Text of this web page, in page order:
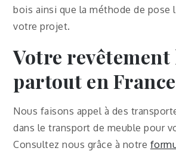
bois ainsi que la méthode de pose
votre projet.
Votre
partout en France
Nous faisons appel à des
dans le transport de meuble pour
Consultez nous grâce à notre